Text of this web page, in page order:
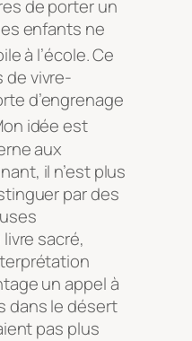
de porter un
enfants ne
à l’école. Ce
de vivre-
d’engrenage
idée est
aux
il n’est plus
par des
sacré,
un appel à
dans le désert
pas plus